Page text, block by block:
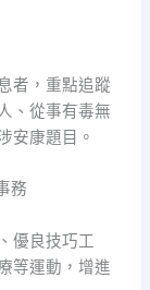
者，重點追蹤
、從事有毒無
安康題目。
務
優良技巧工
等運動，增進